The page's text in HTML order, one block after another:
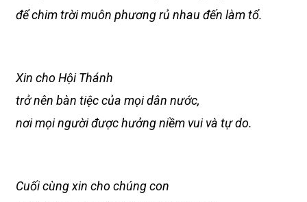
để chim trời muôn phương rủ nhau đến làm tổ.
Xin cho Hội Thánh
trở nên bàn tiệc của mọi dân nước,
nơi mọi người được hưởng niềm vui và tự do.
Cuối cùng xin cho chúng con